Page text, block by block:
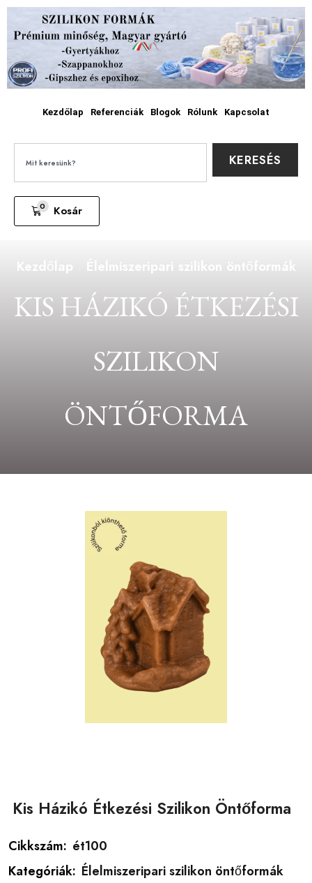
Kezdőlap Referenciák Blogok Rólunk Kapcsolat
KERESÉS
0 Kosár
Kezdőlap Élelmiszeripari szilikon öntőformák
KIS HÁZIKÓ ÉTKEZÉSI
SZILIKON
ÖNTŐFORMA
Kis Házikó Étkezési Szilikon Öntőforma
Cikkszám: ét100
Kategóriák: Élelmiszeripari szilikon öntőformák